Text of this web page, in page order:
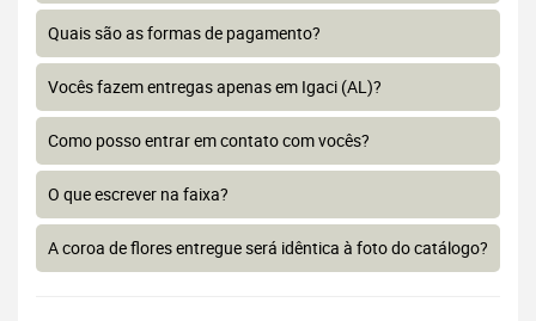
Quais são as formas de pagamento?
Vocês fazem entregas apenas em Igaci (AL)?
Como posso entrar em contato com vocês?
O que escrever na faixa?
A coroa de flores entregue será idêntica à foto do catálogo?